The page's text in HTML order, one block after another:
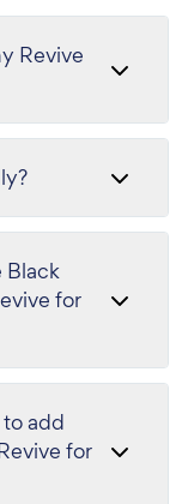
Revive
Black
for
add
for